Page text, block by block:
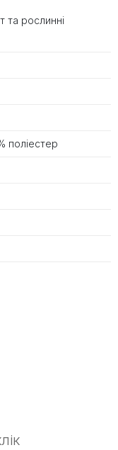
та рослинні
поліестер